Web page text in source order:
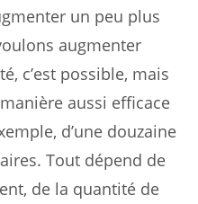
un peu plus
augmenter
c’est possible, mais
aussi efficace
d’une douzaine
Tout dépend de
de la quantité de